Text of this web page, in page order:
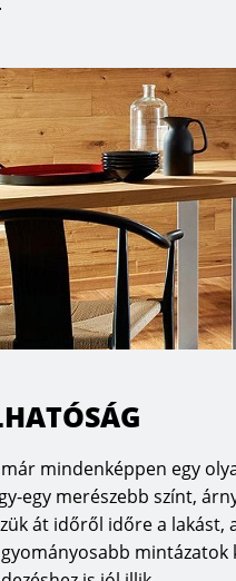
innováció
megváltoztatásához
kell rendelkezni. Hogy
azokat, finom érzékkel
és igényeket. Mert a
megfelelő innovációkat.
működik, azt
legyen szó a
biztosító Spa-
családról vagy a
az Ön otthonában.
szívünkön viselünk: a
fontosnak
amelyek önmagukban
mindenképpen egy
egy merészebb színt,
át időről időre a
mintázatok